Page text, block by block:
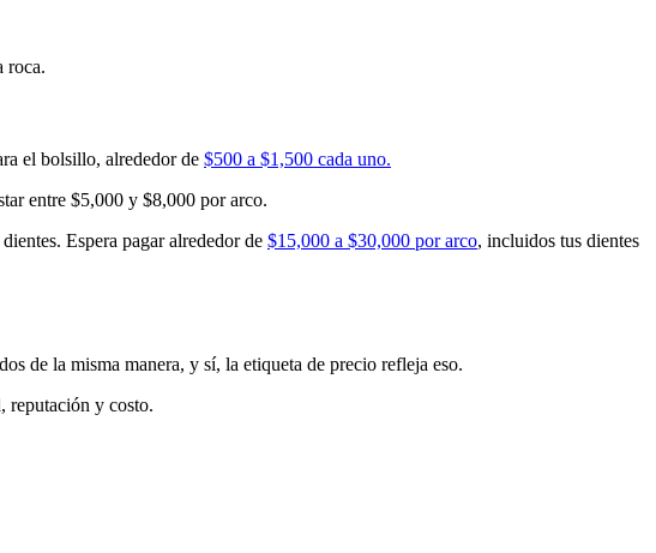
roca.
el bolsillo, alrededor de $500 a $1,500 cada uno.
entre $5,000 y $8,000 por arco.
Espera pagar alrededor de $15,000 a $30,000 por arco, incluidos tus dientes
de la misma manera, y sí, la etiqueta de precio refleja eso.
reputación y costo.